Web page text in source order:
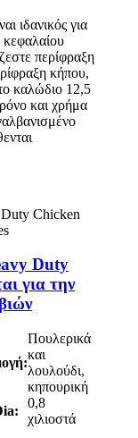
ιδανικός για
περίφραξη
κήπου,
καλώδιο 12,5
και χρήμα
Duty
για την
Πουλερικά
και
λουλούδι,
κηπουρική
0,8
χιλιοστά